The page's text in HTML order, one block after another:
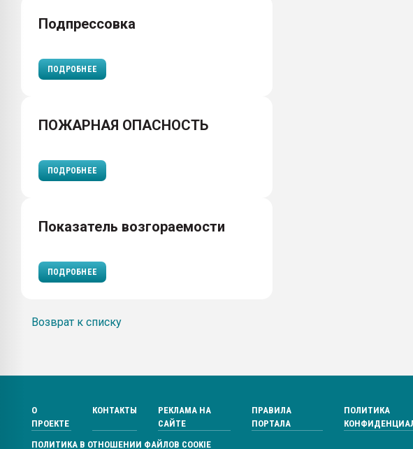
Подпрессовка
ПОДРОБНЕЕ
ПОЖАРНАЯ ОПАСНОСТЬ
ПОДРОБНЕЕ
Показатель возгораемости
ПОДРОБНЕЕ
Возврат к списку
О
ПРОЕКТЕ
КОНТАКТЫ
РЕКЛАМА НА
САЙТЕ
ПРАВИЛА
ПОРТАЛА
ПОЛИТИКА
ПОЛИТИКА В ОТНОШЕНИИ ФАЙЛОВ COOKIE